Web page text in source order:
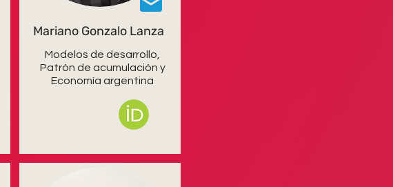
Mariano Gonzalo Lanza
Modelos de desarrollo,
Patrón de acumulación y
Economía argentina